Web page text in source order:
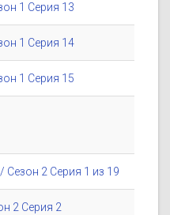
1 Серия 13
1 Серия 14
1 Серия 15
Сезон 2 Серия 1 из 19
2 Серия 2